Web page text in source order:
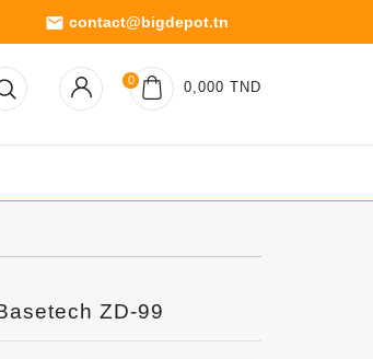
email contact@bigdepot.tn
0 0,000 TND
ZD-99